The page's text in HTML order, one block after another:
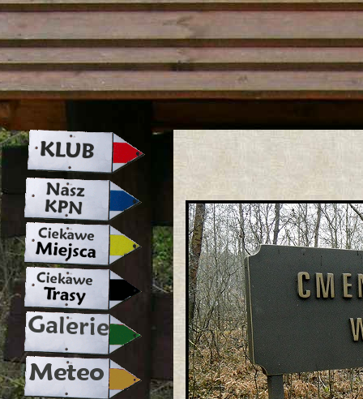
strona w naprawie zapraszamy